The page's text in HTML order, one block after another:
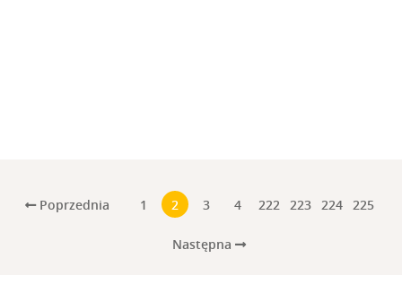
Poprzednia 1 2 3 4 222 223 224 225
Następna